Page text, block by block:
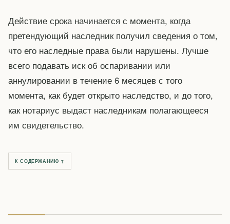
Действие срока начинается с момента, когда
претендующий наследник получил сведения о том,
что его наследные права были нарушены. Лучше
всего подавать иск об оспаривании или
аннулировании в течение 6 месяцев с того
момента, как будет открыто наследство, и до того,
как нотариус выдаст наследникам полагающееся
им свидетельство.
К СОДЕРЖАНИЮ ↑